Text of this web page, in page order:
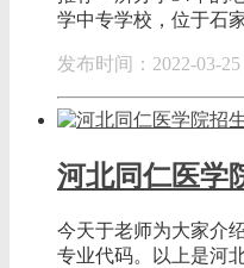
学中专学校，位于石
发布时间：2022-03-25
河北同仁医学
今天于老师为大家介
专业代码。以上是河